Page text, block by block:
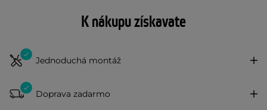
K nákupu získavate
Jednoduchá montáž
Doprava zadarmo